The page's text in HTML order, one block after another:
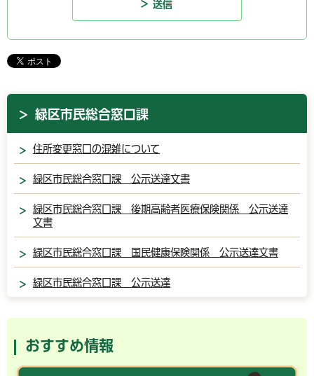
緑区市民総合窓口課
住所変更窓口の混雑について
緑区市民総合窓口課 公示送達文書
緑区市民総合窓口課 後期高齢者医療保険関係 公示送達
文書
緑区市民総合窓口課 国民健康保険関係 公示送達文書
緑区市民総合窓口課 公示送達
おすすめ情報